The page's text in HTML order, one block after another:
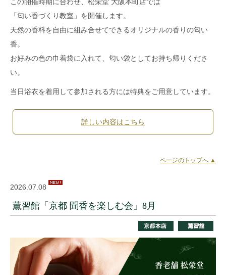
この開催時期に合わせ、松栄堂 大阪本町店では
「匂い香づくり教室」を開催します。
天然の香料を自由に組み合せてできるオリジナルの香りの匂い
香。
お好みの色の巾着袋に入れて、匂い袋としてお持ち帰りくださ
い。
当日浴衣を着用して参加される方には特典をご用意しています。
詳しい内容はこちら
ページのトップへ ▲
2026.07.08
薫習館「京都 聞香を楽しむ会」8月